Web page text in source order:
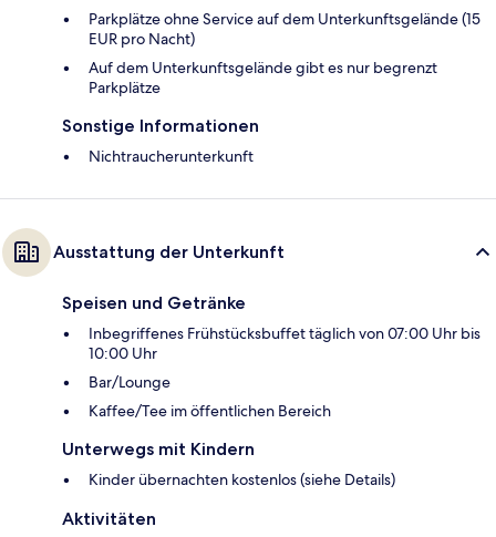
Parkplätze ohne Service auf dem Unterkunftsgelände (15
EUR pro Nacht)
Auf dem Unterkunftsgelände gibt es nur begrenzt
Parkplätze
Sonstige Informationen
Nichtraucherunterkunft
Ausstattung der Unterkunft
Speisen und Getränke
Inbegriffenes Frühstücksbuffet täglich von 07:00 Uhr bis
10:00 Uhr
Bar/Lounge
Kaffee/Tee im öffentlichen Bereich
Unterwegs mit Kindern
Kinder übernachten kostenlos (siehe Details)
Aktivitäten